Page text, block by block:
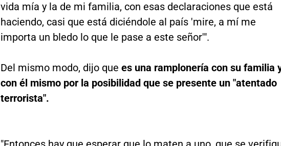
vida mía y la de mi familia, con esas declaraciones que está
haciendo, casi que está diciéndole al país 'mire, a mí me
importa un bledo lo que le pase a este señor'".
Del mismo modo, dijo que es una ramplonería con su familia
con él mismo por la posibilidad que se presente un "atentado
terrorista".